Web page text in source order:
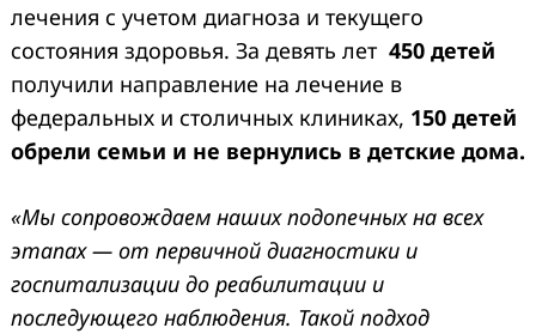
лечения с учетом диагноза и текущего
состояния здоровья. За девять лет 450 детей
получили направление на лечение в
федеральных и столичных клиниках, 150 детей
обрели семьи и не вернулись в детские дома.
«Мы сопровождаем наших подопечных на всех
этапах — от первичной диагностики и
госпитализации до реабилитации и
последующего наблюдения. Такой подход